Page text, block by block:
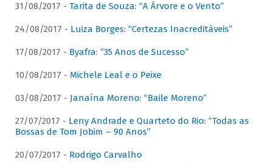
31/08/2017 - Tarita de Souza: “A Árvore e o Vento”
24/08/2017 - Luiza Borges: “Certezas Inacreditáveis”
17/08/2017 - Byafra: “35 Anos de Sucesso”
10/08/2017 - Michele Leal e o Peixe
03/08/2017 - Janaína Moreno: “Baile Moreno”
27/07/2017 - Leny Andrade e Quarteto do Rio: “Todas as
Bossas de Tom Jobim – 90 Anos”
20/07/2017 - Rodrigo Carvalho